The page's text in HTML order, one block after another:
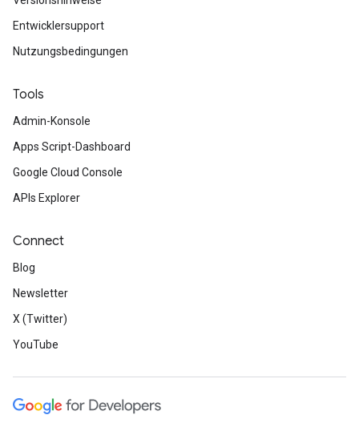
Entwicklersupport
Nutzungsbedingungen
Tools
Admin-Konsole
Apps Script-Dashboard
Google Cloud Console
APIs Explorer
Connect
Blog
Newsletter
X (Twitter)
YouTube